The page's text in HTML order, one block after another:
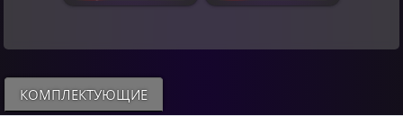
КОМПЛЕКТУЮЩИЕ